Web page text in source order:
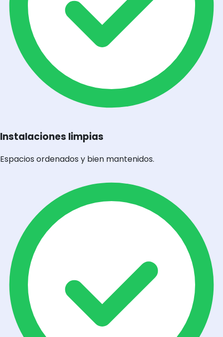
Instalaciones limpias
Espacios ordenados y bien mantenidos.